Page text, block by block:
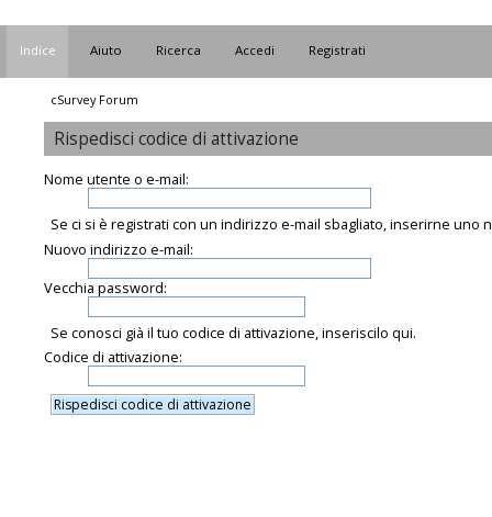
Indice Aiuto Ricerca Accedi Registrati
cSurvey Forum
Rispedisci codice di attivazione
Nome utente o e-mail:
Se ci si è registrati con un indirizzo e-mail sbagliato, inserirne uno
Nuovo indirizzo e-mail:
Vecchia password:
Se conosci già il tuo codice di attivazione, inseriscilo qui.
Codice di attivazione: